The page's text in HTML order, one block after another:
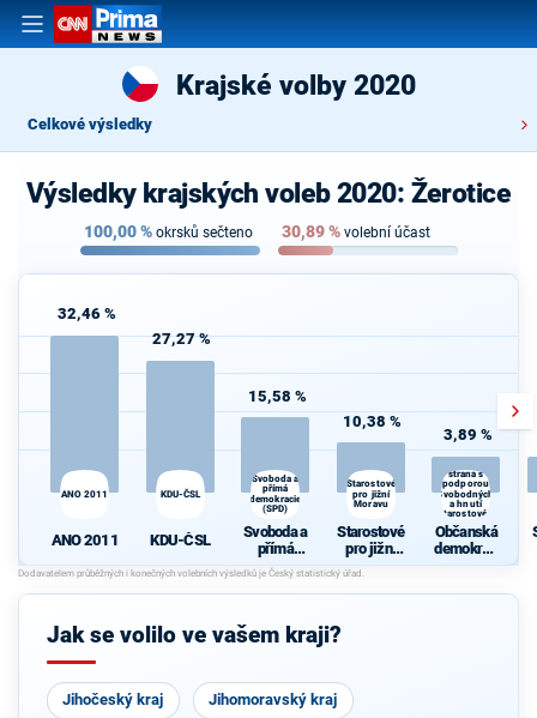
Krajské volby 2020
Celkové výsledky
Výsledky krajských voleb 2020: Žerotice
100,00% okrsků sečteno 30,89% volební účast
32,46 %
ANO 2011
ANO 2011
27,27 %
KDU-ČSL
KDU-ČSL
15,58 %
Svoboda a
přímá
demokracie
(SPD)
Svoboda a
přímá
demokraci
e (SPD)
10,38 %
Starostové
pro jižní
Moravu
Starostové
pro jižní
Moravu
3,89 %
Občanská
strana s
podporou
Svobodných
a hnutí
Starostové a
osobnosti
pro Moravu
Občanská
demokrati
cká strana
Svobodný
Jak se volilo ve vašem kraji?
Jihočeský kraj Jihomoravský kraj